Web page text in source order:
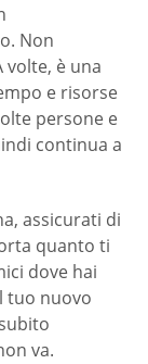
Non
è una
e risorse
persone e
continua a
assicurati di
quanto ti
dove hai
tuo nuovo
va.